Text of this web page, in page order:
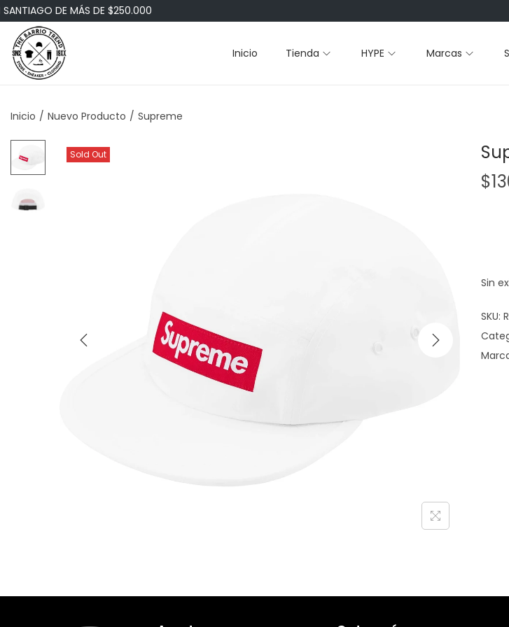
DE MÁS DE $250.000
Inicio Tienda HYPE Marcas
Inicio / Nuevo Producto / Supreme
Sold Out
$
Sin
SKU: